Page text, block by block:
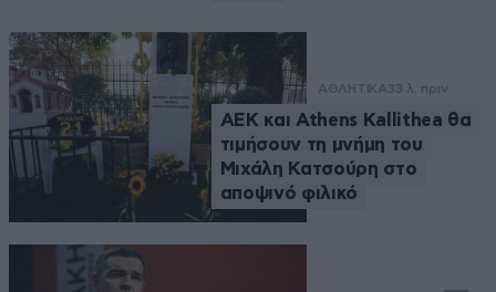
ΑΘΛΗΤΙΚΑ33 λ. πριν
ΑΕΚ και Athens Kallithea θα
τιμήσουν τη μνήμη του
Μιχάλη Κατσούρη στο
αποψινό φιλικό